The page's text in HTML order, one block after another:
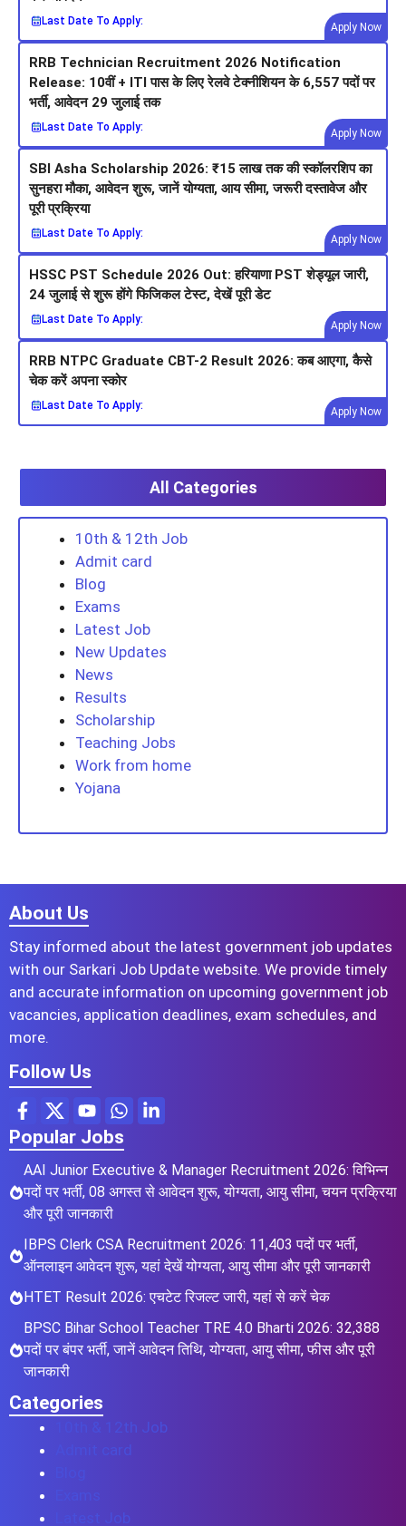
Last Date To Apply:
Apply Now
RRB Technician Recruitment 2026 Notification
Release: 10वीं + ITI पास के लिए रेलवे टेक्नीशियन के 6,557 पदों पर
भर्ती, आवेदन 29 जुलाई तक
Last Date To Apply:
Apply Now
SBI Asha Scholarship 2026: ₹15 लाख तक की स्कॉलरशिप का
सुनहरा मौका, आवेदन शुरू, जानें योग्यता, आय सीमा, जरूरी दस्तावेज और
पूरी प्रक्रिया
Last Date To Apply:
Apply Now
HSSC PST Schedule 2026 Out: हरियाणा PST शेड्यूल जारी,
24 जुलाई से शुरू होंगे फिजिकल टेस्ट, देखें पूरी डेट
Last Date To Apply:
Apply Now
RRB NTPC Graduate CBT-2 Result 2026: कब आएगा, कैसे
चेक करें अपना स्कोर
Last Date To Apply:
Apply Now
All Categories
10th & 12th Job
Admit card
Blog
Exams
Latest Job
New Updates
News
Results
Scholarship
Teaching Jobs
Work from home
Yojana
About Us
Stay informed about the latest government job updates
with our Sarkari Job Update website. We provide timely
and accurate information on upcoming government job
vacancies, application deadlines, exam schedules, and
more.
Follow Us
Popular Jobs
AAI Junior Executive & Manager Recruitment 2026: विभिन्न
पदों पर भर्ती, 08 अगस्त से आवेदन शुरू, योग्यता, आयु सीमा, चयन प्रक्रिया
और पूरी जानकारी
IBPS Clerk CSA Recruitment 2026: 11,403 पदों पर भर्ती,
ऑनलाइन आवेदन शुरू, यहां देखें योग्यता, आयु सीमा और पूरी जानकारी
HTET Result 2026: एचटेट रिजल्ट जारी, यहां से करें चेक
BPSC Bihar School Teacher TRE 4.0 Bharti 2026: 32,388
पदों पर बंपर भर्ती, जानें आवेदन तिथि, योग्यता, आयु सीमा, फीस और पूरी
जानकारी
Categories
10th & 12th Job
Admit card
Latest Job